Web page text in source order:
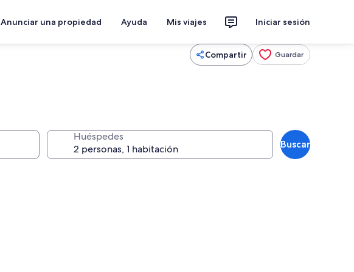
Anunciar una propiedad Ayuda Mis viajes Iniciar sesión
Compartir Guardar
Huéspedes
Buscar